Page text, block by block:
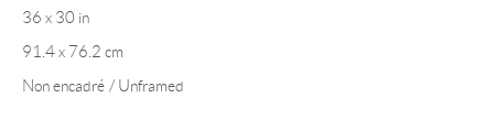
36 x 30 in
91.4 x 76.2 cm
Non encadré / Unframed